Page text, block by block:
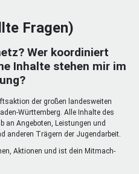
Fragen)
Wer koordiniert
Inhalte stehen mir im
der großen landesweiten
Württemberg. Alle Inhalte des
an Angeboten, Leistungen und
anderen Trägern der Jugendarbeit.
Aktionen und ist dein Mitmach-